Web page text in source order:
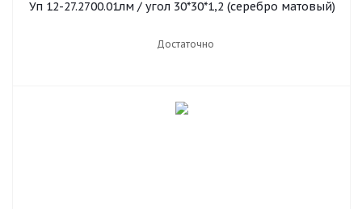
Уп 12-27.2700.01лм / угол 30*30*1,2 (серебро матовый)
Достаточно